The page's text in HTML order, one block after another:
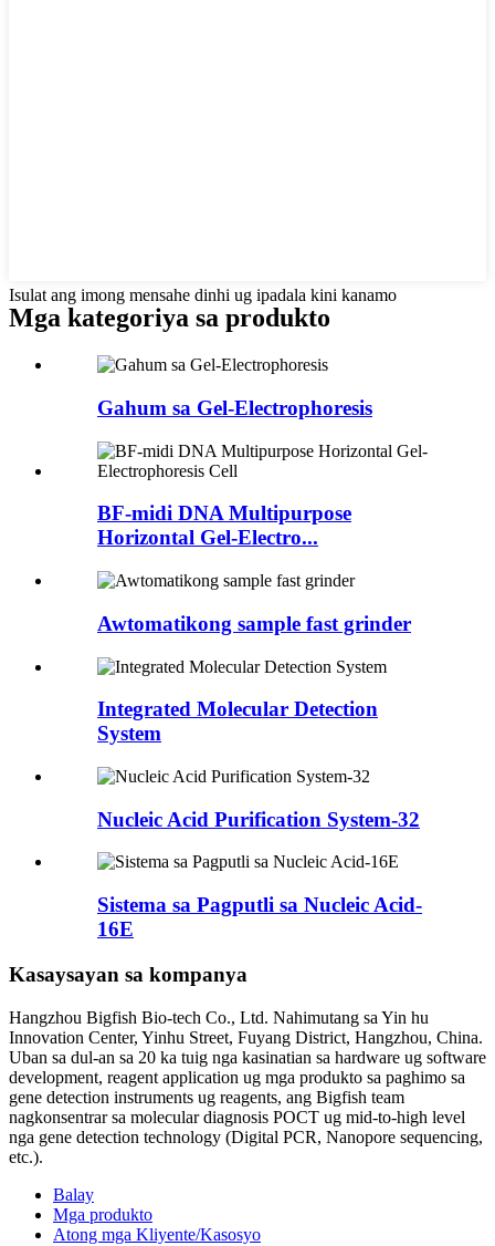
Isulat ang imong mensahe dinhi ug ipadala kini kanamo
Mga kategoriya sa produkto
Gahum sa Gel-Electrophoresis
BF-midi DNA Multipurpose
Horizontal Gel-Electro...
Awtomatikong sample fast grinder
Integrated Molecular Detection
System
Nucleic Acid Purification System-32
Sistema sa Pagputli sa Nucleic Acid-
16E
Kasaysayan sa kompanya
Hangzhou Bigfish Bio-tech Co., Ltd. Nahimutang sa Yin hu
Innovation Center, Yinhu Street, Fuyang District, Hangzhou, China.
Uban sa dul-an sa 20 ka tuig nga kasinatian sa hardware ug software
development, reagent application ug mga produkto sa paghimo sa
gene detection instruments ug reagents, ang Bigfish team
nagkonsentrar sa molecular diagnosis POCT ug mid-to-high level
nga gene detection technology (Digital PCR, Nanopore sequencing,
etc.).
Balay
Mga produkto
Atong mga Kliyente/Kasosyo